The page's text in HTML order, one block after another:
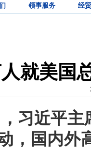
领事服务 经
就美国
习近平
，国内外